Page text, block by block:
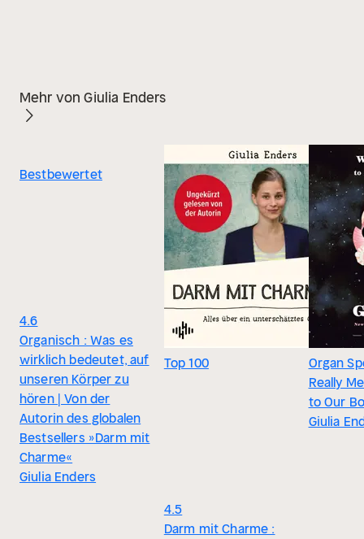
Mehr von Giulia Enders
Bestbewertet
4.6
Organisch : Was es
wirklich bedeutet, auf
unseren Körper zu
hören | Von der
Autorin des globalen
Bestsellers »Darm mit
Charme«
Giulia Enders
Top 100
4.5
Darm mit Charme :
Organ
Really
to Our
Giulia